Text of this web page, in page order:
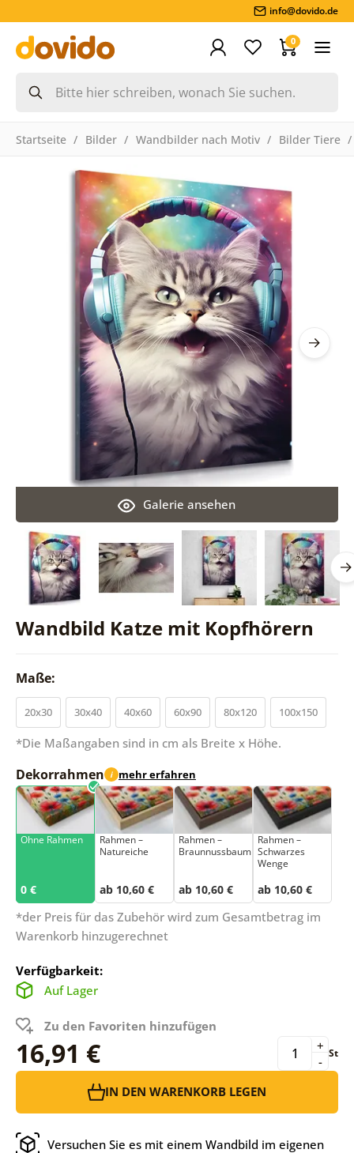
info@dovido.de
0
Startseite Bilder Wandbilder nach Motiv Bilder Tiere
Wandbild Katze mit Kopfhörern
Galerie ansehen
Maße:
20x30 30x40 40x60 60x90 80x120 100x150
*Die Maßangaben sind in cm als Breite x Höhe.
Dekorrahmen i mehr erfahren
Ohne Rahmen
0 €
Rahmen –
Natureiche
ab 10,60 €
Rahmen –
Braunnussbaum
ab 10,60 €
Rahmen –
Schwarzes
Wenge
ab 10,60 €
*der Preis für das Zubehör wird zum Gesamtbetrag im
Warenkorb hinzugerechnet
Verfügbarkeit:
Auf Lager
Zu den Favoriten hinzufügen
16,91 € -
+ St
IN DEN WARENKORB LEGEN
Versuchen Sie es mit einem Wandbild im eigenen